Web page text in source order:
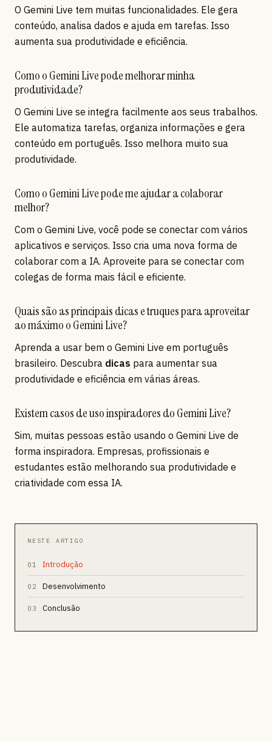
O Gemini Live tem muitas funcionalidades. Ele gera
conteúdo, analisa dados e ajuda em tarefas. Isso
aumenta sua produtividade e eficiência.
Como o Gemini Live pode melhorar minha
produtividade?
O Gemini Live se integra facilmente aos seus trabalhos.
Ele automatiza tarefas, organiza informações e gera
conteúdo em português. Isso melhora muito sua
produtividade.
Como o Gemini Live pode me ajudar a colaborar
melhor?
Com o Gemini Live, você pode se conectar com vários
aplicativos e serviços. Isso cria uma nova forma de
colaborar com a IA. Aproveite para se conectar com
colegas de forma mais fácil e eficiente.
Quais são as principais dicas e truques para aproveitar
ao máximo o Gemini Live?
Aprenda a usar bem o Gemini Live em português
brasileiro. Descubra dicas para aumentar sua
produtividade e eficiência em várias áreas.
Existem casos de uso inspiradores do Gemini Live?
Sim, muitas pessoas estão usando o Gemini Live de
forma inspiradora. Empresas, profissionais e
estudantes estão melhorando sua produtividade e
criatividade com essa IA.
NESTE ARTIGO
01 Introdução
02 Desenvolvimento
03 Conclusão